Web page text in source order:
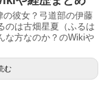
の彼女？弓道部の伊藤
のは古畑星夏（ふるは
な方なのか？のWikiや
む